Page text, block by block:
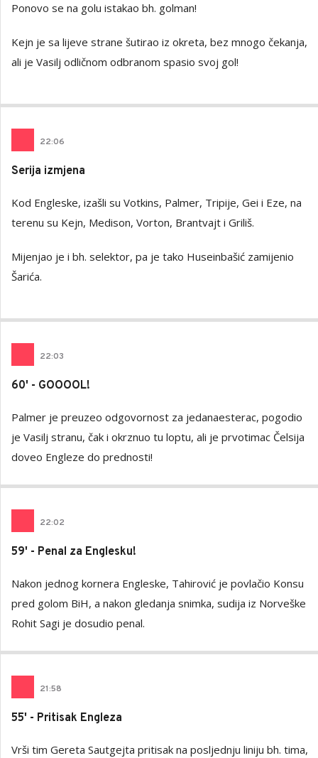
Ponovo se na golu istakao bh. golman!
Kejn je sa lijeve strane šutirao iz okreta, bez mnogo čekanja,
ali je Vasilj odličnom odbranom spasio svoj gol!
22:06
Serija izmjena
Kod Engleske, izašli su Votkins, Palmer, Tripije, Gei i Eze, na
terenu su Kejn, Medison, Vorton, Brantvajt i Griliš.
Mijenjao je i bh. selektor, pa je tako Huseinbašić zamijenio
Šarića.
22:03
60' - GOOOOL!
Palmer je preuzeo odgovornost za jedanaesterac, pogodio
je Vasilj stranu, čak i okrznuo tu loptu, ali je prvotimac Čelsija
doveo Engleze do prednosti!
22:02
59' - Penal za Englesku!
Nakon jednog kornera Engleske, Tahirović je povlačio Konsu
pred golom BiH, a nakon gledanja snimka, sudija iz Norveške
Rohit Sagi je dosudio penal.
21:58
55' - Pritisak Engleza
Vrši tim Gereta Sautgejta pritisak na posljednju liniju bh. tima,